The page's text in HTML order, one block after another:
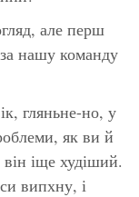
але перш
нашу команду
гляньне-но, у
як ви й
іще худіший.
випхну, і